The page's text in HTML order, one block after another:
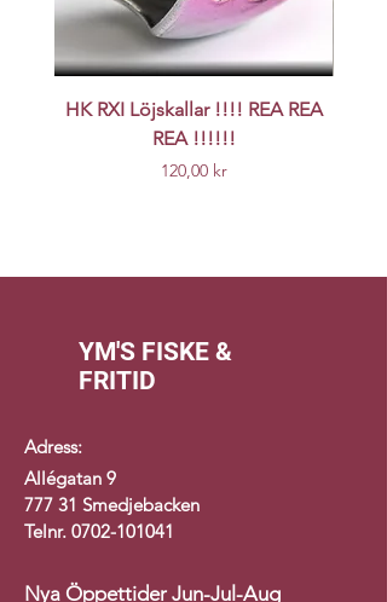
HK RXI Löjskallar !!!! REA REA
REA !!!!!!
Pris
120,00 kr
YM'S FISKE &
FRITID
Adress:
Allégatan 9
777 31 Smedjebacken
Telnr. 0702-101041
Nya Öppettider Jun-Jul-Aug